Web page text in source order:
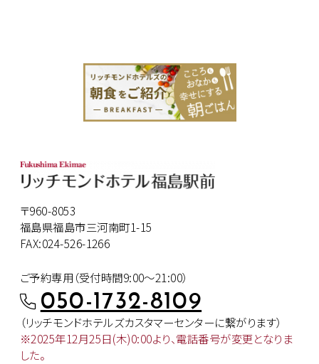
〒960-8053
福島県福島市三河南町1-15
FAX:024-526-1266
ご予約専用（受付時間9:00～21:00）
050-1732-8109
（リッチモンドホテルズカスタマーセンターに繋がります）
※2025年12月25日(木)0:00より、電話番号が変更となりま
した。